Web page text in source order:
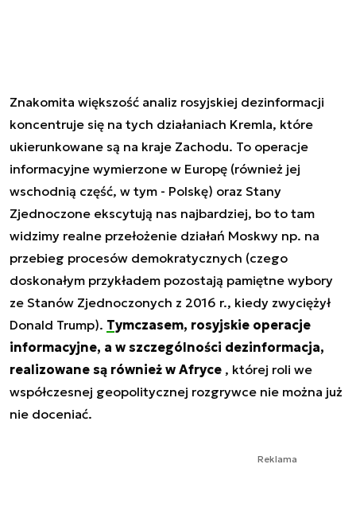
Znakomita większość analiz rosyjskiej dezinformacji
koncentruje się na tych działaniach Kremla, które
ukierunkowane są na kraje Zachodu. To operacje
informacyjne wymierzone w Europę (również jej
wschodnią część, w tym - Polskę) oraz Stany
Zjednoczone ekscytują nas najbardziej, bo to tam
widzimy realne przełożenie działań Moskwy np. na
przebieg procesów demokratycznych (czego
doskonałym przykładem pozostają pamiętne wybory
ze Stanów Zjednoczonych z 2016 r., kiedy zwyciężył
Donald Trump). Tymczasem, rosyjskie operacje
informacyjne, a w szczególności dezinformacja,
realizowane są również w Afryce , której roli we
współczesnej geopolitycznej rozgrywce nie można już
nie doceniać.
Reklama